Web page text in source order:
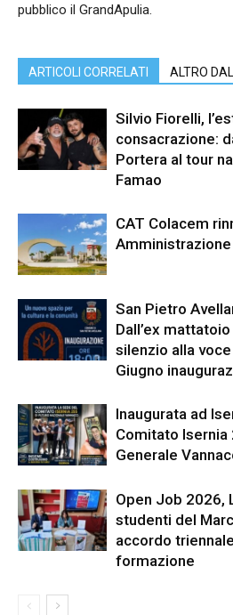
pubblico il GrandApulia.
ARTICOLI CORRELATI ALTRO
Silvio Fiorelli,
consacrazione:
Portera al tour
Famao
CAT Colacem
Amministrazione
San Pietro
Dall’ex
silenzio alla
Giugno
Inaugurata ad
Comitato
Generale
Open Job 2026,
studenti del
accordo
formazione